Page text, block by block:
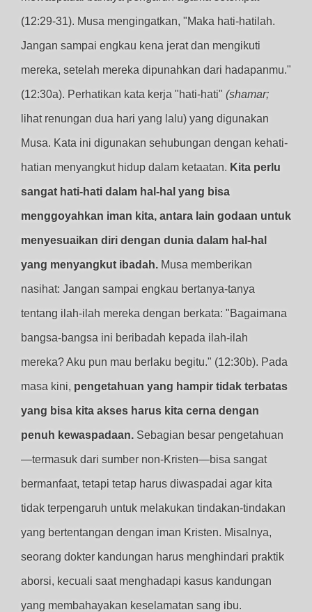
(12:29-31). Musa mengingatkan, "Maka hati-hatilah.
Jangan sampai engkau kena jerat dan mengikuti
mereka, setelah mereka dipunahkan dari hadapanmu."
(12:30a). Perhatikan kata kerja "hati-hati" (shamar;
lihat renungan dua hari yang lalu) yang digunakan
Musa. Kata ini digunakan sehubungan dengan kehati-
hatian menyangkut hidup dalam ketaatan. Kita perlu
sangat hati-hati dalam hal-hal yang bisa
menggoyahkan iman kita, antara lain godaan untuk
menyesuaikan diri dengan dunia dalam hal-hal
yang menyangkut ibadah. Musa memberikan
nasihat: Jangan sampai engkau bertanya-tanya
tentang ilah-ilah mereka dengan berkata: "Bagaimana
bangsa-bangsa ini beribadah kepada ilah-ilah
mereka? Aku pun mau berlaku begitu." (12:30b). Pada
masa kini, pengetahuan yang hampir tidak terbatas
yang bisa kita akses harus kita cerna dengan
penuh kewaspadaan. Sebagian besar pengetahuan
—termasuk dari sumber non-Kristen—bisa sangat
bermanfaat, tetapi tetap harus diwaspadai agar kita
tidak terpengaruh untuk melakukan tindakan-tindakan
yang bertentangan dengan iman Kristen. Misalnya,
seorang dokter kandungan harus menghindari praktik
aborsi, kecuali saat menghadapi kasus kandungan
yang membahayakan keselamatan sang ibu.